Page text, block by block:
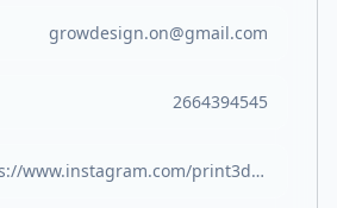
growdesign.on@gmail.com
2664394545
https://www.instagram.com/print3d.grow